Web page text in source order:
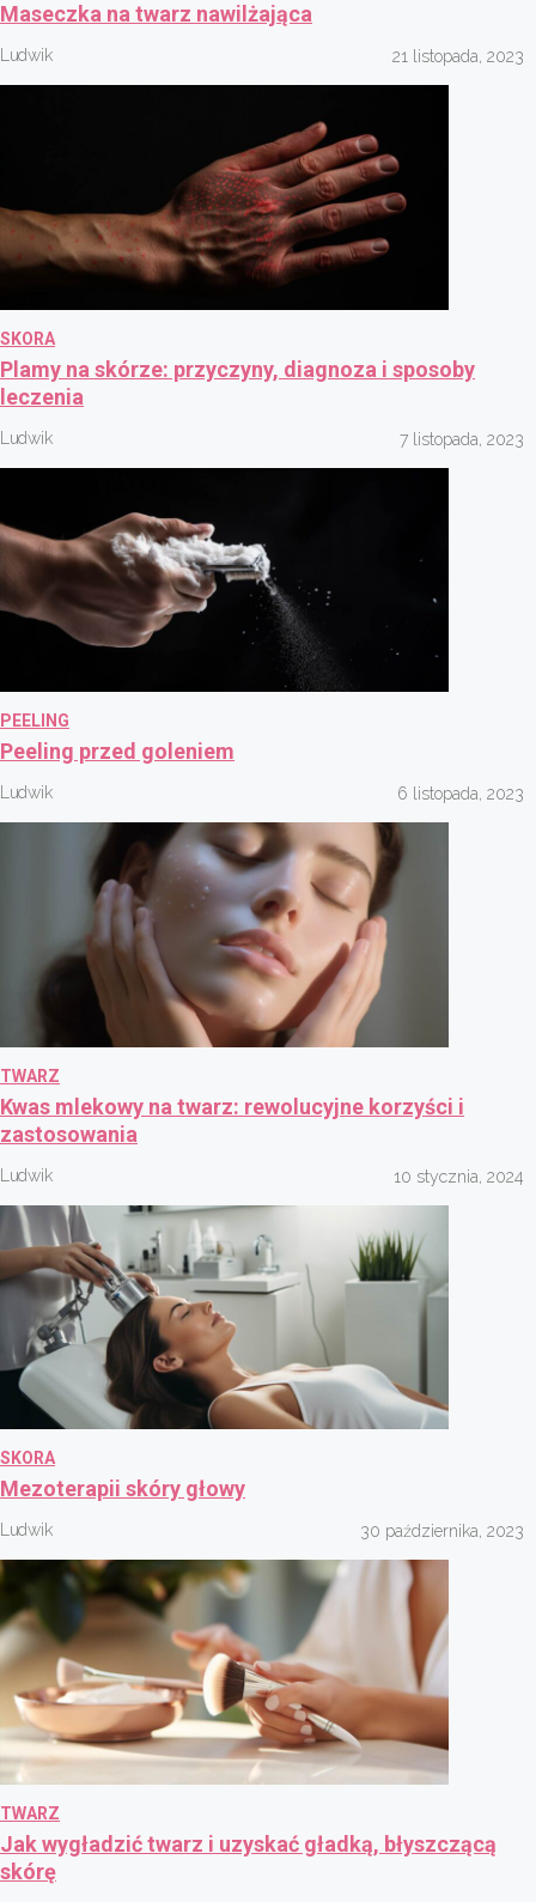
Maseczka na twarz nawilżająca
Ludwik 21 listopada, 2023
SKORA
Plamy na skórze: przyczyny, diagnoza i sposoby
leczenia
Ludwik 7 listopada, 2023
PEELING
Peeling przed goleniem
Ludwik 6 listopada, 2023
TWARZ
Kwas mlekowy na twarz: rewolucyjne korzyści i
zastosowania
Ludwik 10 stycznia, 2024
SKORA
Mezoterapii skóry głowy
Ludwik 30 października, 2023
TWARZ
Jak wygładzić twarz i uzyskać gładką, błyszczącą
skórę